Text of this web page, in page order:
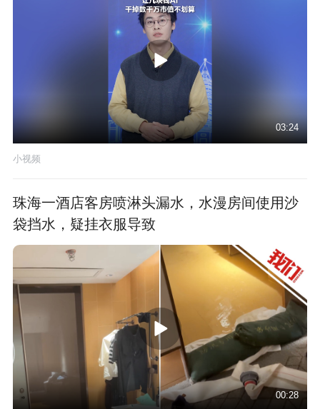
03:24
小视频
珠海一酒店客房喷淋头漏水，水漫房间使用沙
袋挡水，疑挂衣服导致
00:28